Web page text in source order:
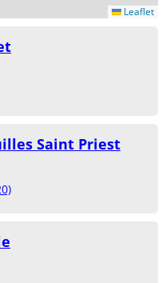
Leaflet
Saint Priest